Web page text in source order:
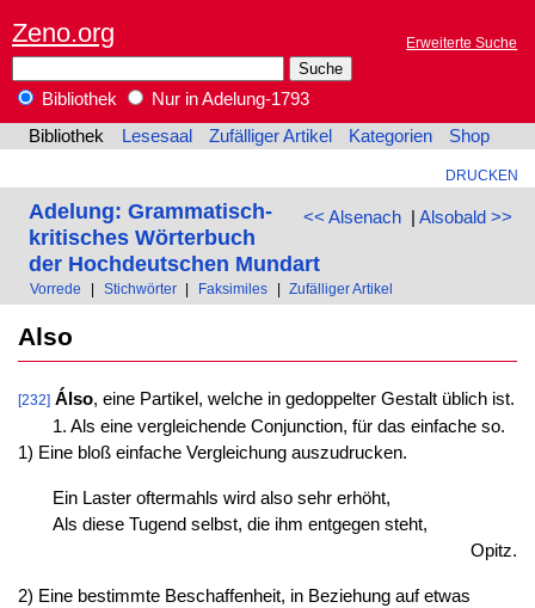
Zeno.org Erweiterte Suche
Bibliothek
Nur in Adelung-1793
Bibliothek
Lesesaal Zufälliger Artikel Kategorien Shop
DRUCKEN
<< Alsenach| Alsobald >>
Adelung: Grammatisch-
kritisches Wörterbuch
der Hochdeutschen Mundart
Vorrede Stichwörter Faksimiles Zufälliger Artikel
Also
[232] Álso, eine Partikel, welche in gedoppelter Gestalt üblich ist.
1. Als eine vergleichende Conjunction, für das einfache so.
1) Eine bloß einfache Vergleichung auszudrucken.
Ein Laster oftermahls wird also sehr erhöht,
Als diese Tugend selbst, die ihm entgegen steht,
Opitz.
2) Eine bestimmte Beschaffenheit, in Beziehung auf etwas